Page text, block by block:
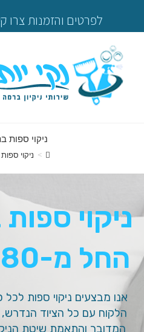
לפרטים והזמנות צרו קשר 072-
ניקוי ספות
> ניקוי
ניקוי
החל מ-₪80 למושב
אנו מבצעים ניקוי ספות
הלקוח עם כל הציוד
המדובר והתאמת שיטת